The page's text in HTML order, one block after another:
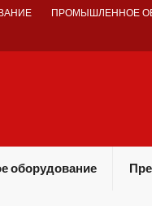
ПРОМЫШЛЕННОЕ
оборудование